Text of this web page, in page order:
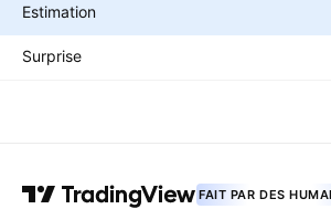
Estimation
Surprise
FAIT PAR DES